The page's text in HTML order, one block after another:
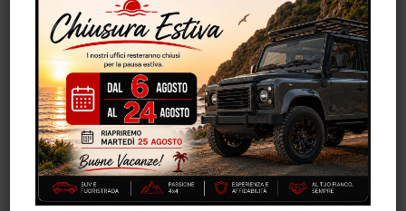
ESP
Fari LED
Frenata d'emergenza assistita
Hill holder
Immobilizzatore elettronico
Interni in pelle
Isofix
Leve al volante